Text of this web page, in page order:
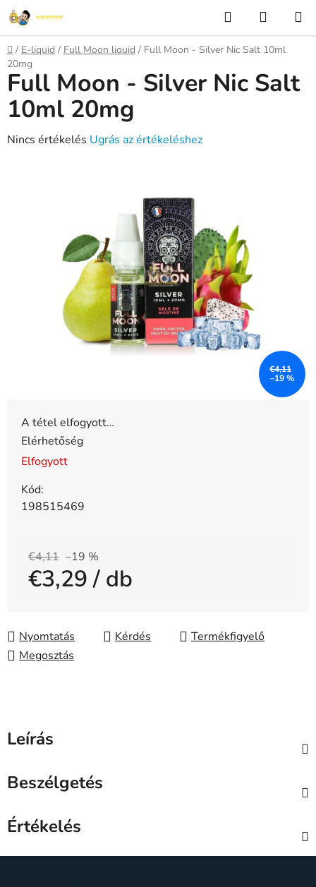
Ugrás
fő
tartalomhoz
KeresésKOSÁR
Kezdőlap
/ E-liquid / Full Moon liquid / Full Moon - Silver Nic Salt 10ml
20mg
A tétel elfogyott…
Elérhetőség
Elfogyott
Kód:
198515469
€4,11 –19 %
€3,29/ db
Nyomtatás
Kérdés
Megosztás
Full Moon - Silver Nic Salt
10ml 20mg
A
Nincs értékelés Ugrás az értékeléshez
€4,11
–19 %
Leírás
Beszélgetés
Értékelés